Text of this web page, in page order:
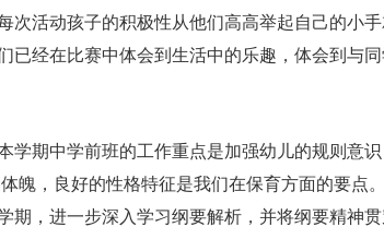
次活动孩子的积极性从他们高高举起自己的小
已经在比赛中体会到生活中的乐趣，体会到与同
期中学前班的工作重点是加强幼儿的规则意识
魄，良好的性格特征是我们在保育方面的要点
期，进一步深入学习纲要解析，并将纲要精神